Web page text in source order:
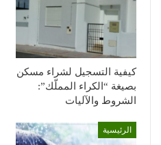
كيفية التسجيل لشراء مسكن
بصيغة “الكراء المملّك”:
الشروط والآليات
الرئيسية